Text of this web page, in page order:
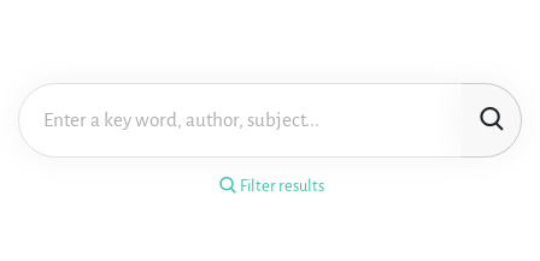
Filter results
Practice area